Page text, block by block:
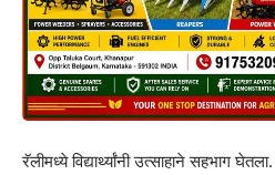
रॅलीमध्ये वि‌द्यार्थ्यांनी उत्साहाने सहभाग